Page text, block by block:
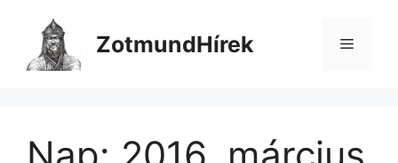
tartalomba
ZotmundHírek Menü